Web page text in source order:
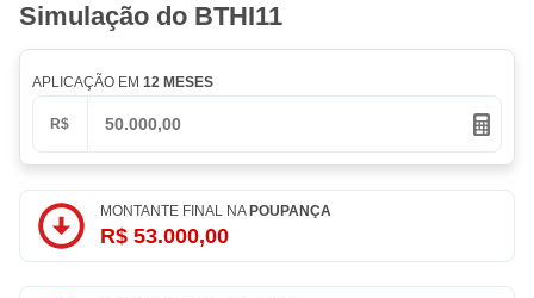
Simulação do BTHI11
APLICAÇÃO EM 12 MESES
R$
MONTANTE FINAL NA POUPANÇA
R$ 53.000,00